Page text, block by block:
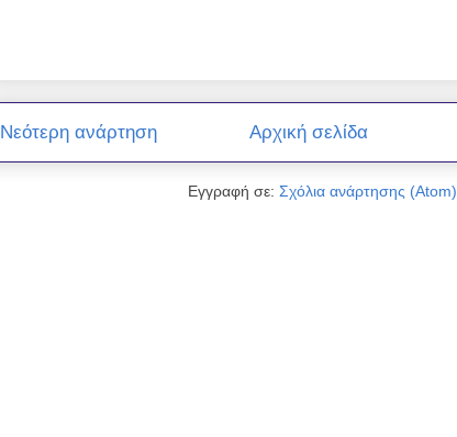
Νεότερη ανάρτηση Αρχική σελίδα
Εγγραφή σε: Σχόλια ανάρτησης (Atom)